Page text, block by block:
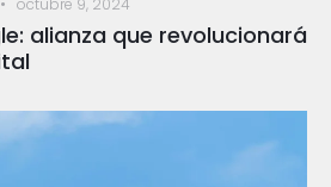
alianza que revolucionará